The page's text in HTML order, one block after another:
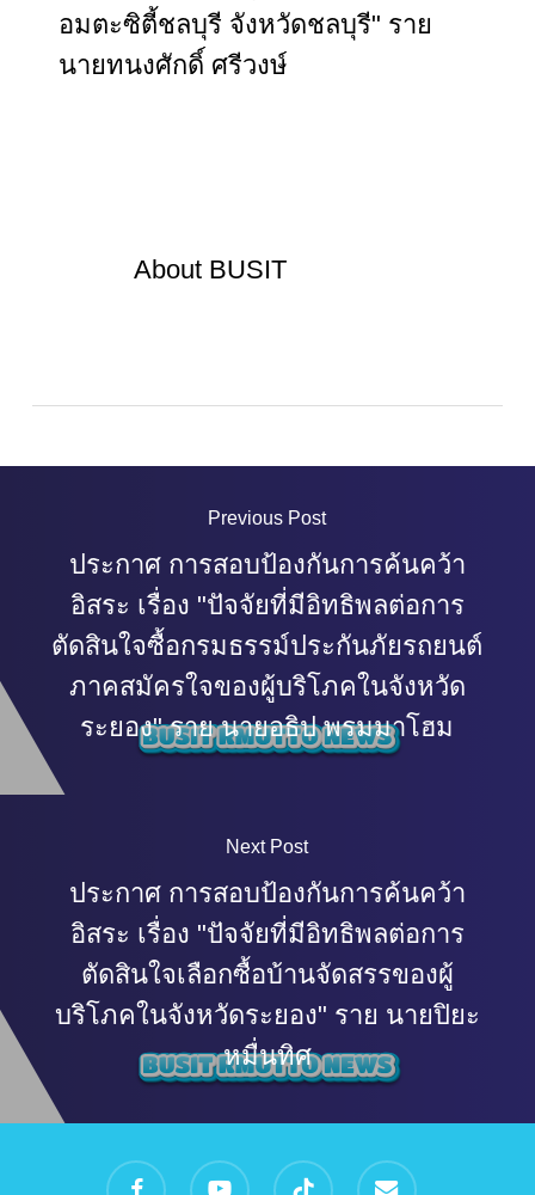
อมตะซิตี้ชลบุรี จังหวัดชลบุรี" ราย
นายทนงศักดิ์ ศรีวงษ์
AboutBUSIT
Previous Post
ประกาศ การสอบป้องกันการค้นคว้า
อิสระ เรื่อง "ปัจจัยที่มีอิทธิพลต่อการ
ตัดสินใจซื้อกรมธรรม์ประกันภัยรถยนต์
ภาคสมัครใจของผู้บริโภคในจังหวัด
ระยอง" ราย นายอธิป พรมมาโฮม
Next Post
ประกาศ การสอบป้องกันการค้นคว้า
อิสระ เรื่อง "ปัจจัยที่มีอิทธิพลต่อการ
ตัดสินใจเลือกซื้อบ้านจัดสรรของผู้
บริโภคในจังหวัดระยอง" ราย นายปิยะ
หมื่นทิศ
facebook youtube tiktok email